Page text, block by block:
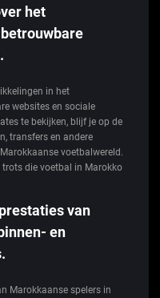
het
in het
websites en sociale
te bekijken, blijf je op de
transfers en andere
voetbalwereld.
die voetbal in Marokko
van
en
Marokkaanse spelers in